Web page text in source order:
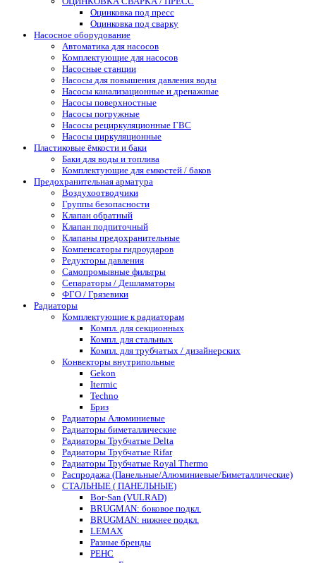
Оцинковка под пресс
Оцинковка под сварку
Насосное оборудование
Автоматика для насосов
Комплектующие для насосов
Насосные станции
Насосы для повышения давления воды
Насосы канализационные и дренажные
Насосы поверхностные
Насосы погружные
Насосы рециркуляционные ГВС
Насосы циркуляционные
Пластиковые ёмкости и баки
Баки для воды и топлива
Комплектующие для емкостей / баков
Предохранительная арматура
Воздухоотводчики
Группы безопасности
Клапан обратный
Клапан подпиточный
Клапаны предохранительные
Компенсаторы гидроударов
Редукторы давления
Самопромывные фильтры
Сепараторы / Дешламаторы
ФГО / Грязевики
Радиаторы
Комплектующие к радиаторам
Компл. для секционных
Компл. для стальных
Компл. для трубчатых / дизайнерских
Конвекторы внутрипольные
Gekon
Itermic
Techno
Бриз
Радиаторы Алюминиевые
Радиаторы биметаллические
Радиаторы Трубчатые Delta
Радиаторы Трубчатые Rifar
Радиаторы Трубчатые Royal Thermo
Распродажа (Панельные/Алюминиевые/Биметаллические)
СТАЛЬНЫЕ ( ПАНЕЛЬНЫЕ)
Bor-San (VULRAD)
BRUGMAN: боковое подкл.
BRUGMAN: нижнее подкл.
LEMAX
Разные бренды
РЕНС